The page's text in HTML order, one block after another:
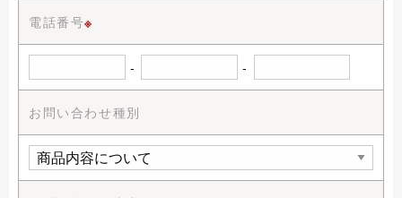
電話番号※
- -
お問い合わせ種別